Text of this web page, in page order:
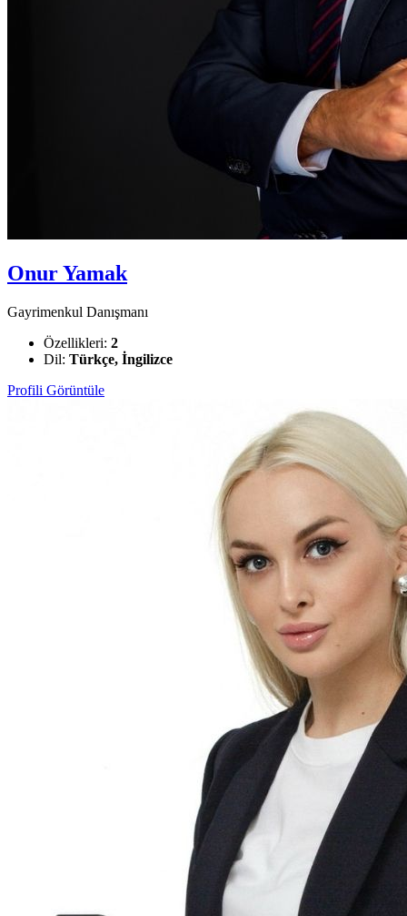
Onur Yamak
Gayrimenkul Danışmanı
Özellikleri: 2
Dil: Türkçe, İngilizce
Profili Görüntüle